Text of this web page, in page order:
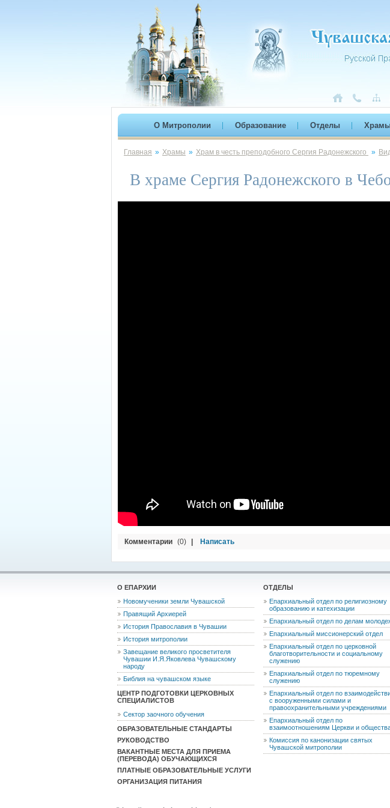
О Митрополии Образование Отделы
Главная » Храмы » Храм в честь преподобного Сергия Радонежского »
В храме Сергия Радонежского в
Комментарии (0) Написать
О ЕПАРХИИ
Новомученики земли Чувашской
Правящий Архиерей
История Православия в Чувашии
История митрополии
Завещание великого просветителя
Чувашии И.Я.Яковлева Чувашскому
народу
Библия на чувашском языке
ЦЕНТР ПОДГОТОВКИ ЦЕРКОВНЫХ
СПЕЦИАЛИСТОВ
Сектор заочного обучения
ОБРАЗОВАТЕЛЬНЫЕ СТАНДАРТЫ
РУКОВОДСТВО
ВАКАНТНЫЕ МЕСТА ДЛЯ ПРИЕМА
(ПЕРЕВОДА) ОБУЧАЮЩИХСЯ
ПЛАТНЫЕ ОБРАЗОВАТЕЛЬНЫЕ УСЛУГИ
ОРГАНИЗАЦИЯ ПИТАНИЯ
ОТДЕЛЫ
Епархиальный отдел по религиозному
образованию и катехизации
Епархиальный отдел по делам
Епархиальный миссионерский отдел
Епархиальный отдел по церковной
благотворительности и социальному
служению
Епархиальный отдел по тюремному
служению
Епархиальный отдел по
с вооруженными силами и
правоохранительными учреждениями
Епархиальный отдел по
взаимоотношениям Церкви и
Комиссия по канонизации святых
Чувашской митрополии